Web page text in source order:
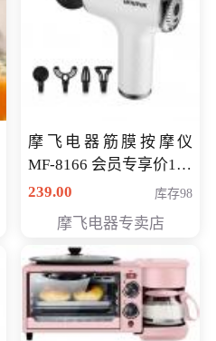
摩飞电器筋膜按摩仪
MF-8166 会员专享价168
元
239.00 库存98
摩飞电器专卖店